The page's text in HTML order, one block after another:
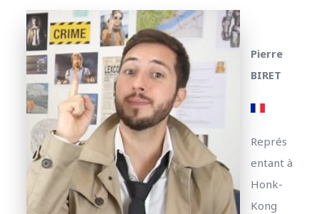
Pierre
BIRET
Représ
entant à
Honk-
Kong